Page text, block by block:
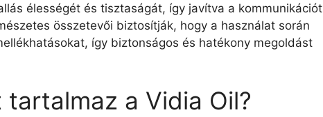
élességét és tisztaságát, így javítva a kommunikációt
összetevői biztosítják, hogy a használat során
így biztonságos és hatékony megoldást
a Vidia Oil?